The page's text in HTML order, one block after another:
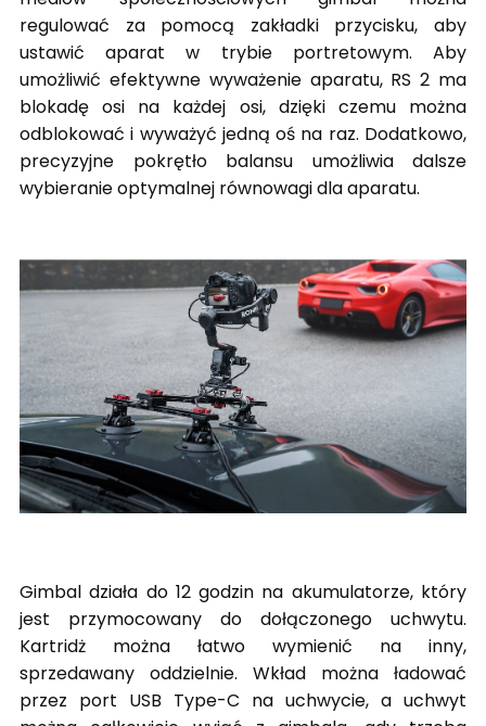
regulować za pomocą zakładki przycisku, aby
ustawić aparat w trybie portretowym. Aby
umożliwić efektywne wyważenie aparatu, RS 2 ma
blokadę osi na każdej osi, dzięki czemu można
odblokować i wyważyć jedną oś na raz. Dodatkowo,
precyzyjne pokrętło balansu umożliwia dalsze
wybieranie optymalnej równowagi dla aparatu.
Gimbal działa do 12 godzin na akumulatorze, który
jest przymocowany do dołączonego uchwytu.
Kartridż można łatwo wymienić na inny,
sprzedawany oddzielnie. Wkład można ładować
przez port USB Type-C na uchwycie, a uchwyt